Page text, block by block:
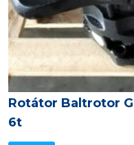
Rotátor Baltrotor
6t